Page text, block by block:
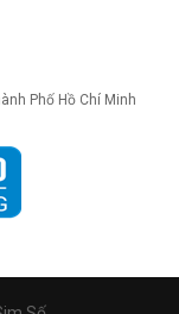
Phố Hồ Chí Minh